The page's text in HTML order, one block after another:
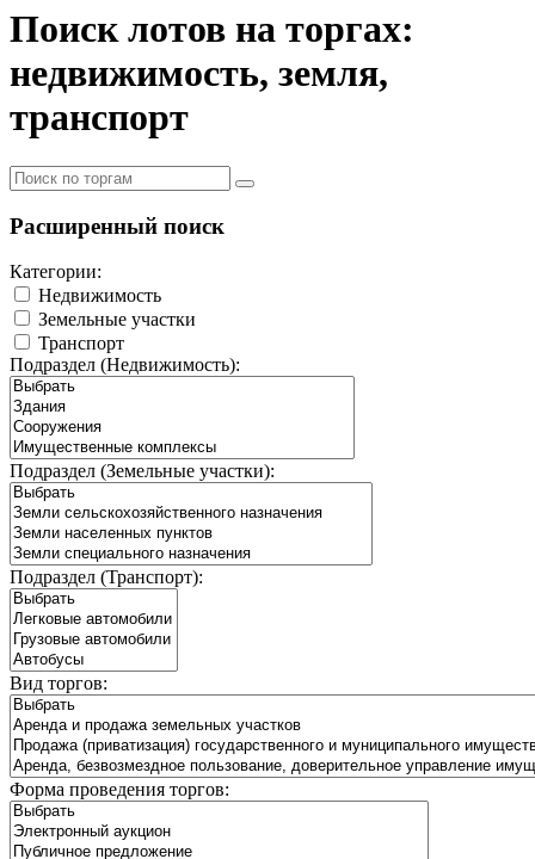
Поиск лотов на торгах:
недвижимость, земля,
транспорт
Расширенный поиск
Категории:
Недвижимость
Земельные участки
Транспорт
Подраздел (Недвижимость):
Подраздел (Земельные участки):
Подраздел (Транспорт):
Вид торгов:
Форма проведения торгов: